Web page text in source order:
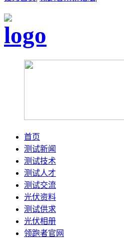
首页
测试新闻
测试技术
测试人才
测试交流
光伏资料
测试供求
光伏相册
领跑者官网